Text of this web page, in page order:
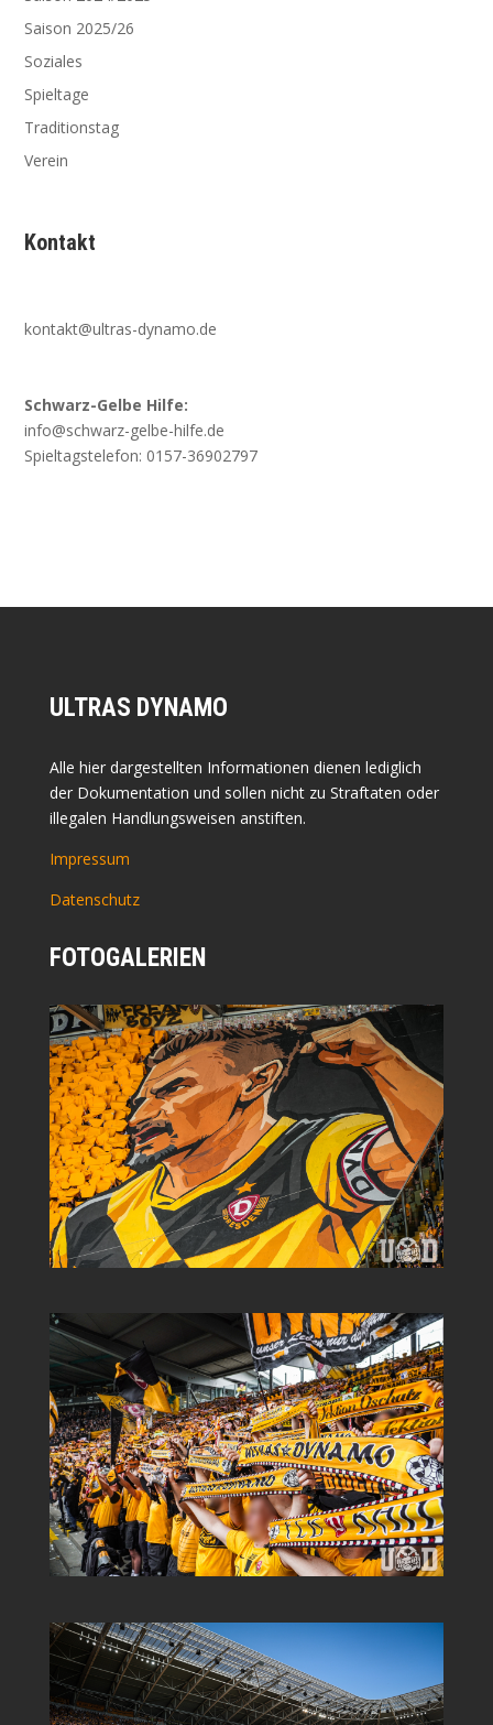
Saison 2025/26
Soziales
Spieltage
Traditionstag
Verein
Kontakt
kontakt@ultras-dynamo.de
Schwarz-Gelbe Hilfe:
info@schwarz-gelbe-hilfe.de
Spieltagstelefon: 0157-36902797
ULTRAS DYNAMO
Alle hier dargestellten Informationen dienen lediglich
der Dokumentation und sollen nicht zu Straftaten oder
illegalen Handlungsweisen anstiften.
Impressum
Datenschutz
FOTOGALERIEN